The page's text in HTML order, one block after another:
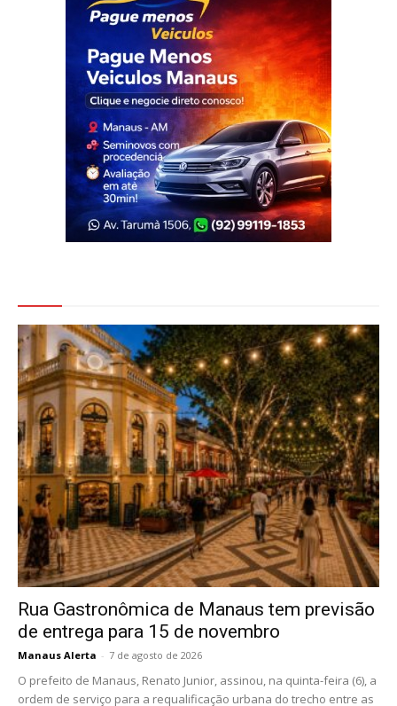
Rua Gastronômica de Manaus tem previsão
de entrega para 15 de novembro
Manaus Alerta - 7 de agosto de 2026
O prefeito de Manaus, Renato Junior, assinou, na quinta-feira (6), a
ordem de serviço para a requalificação urbana do trecho entre as